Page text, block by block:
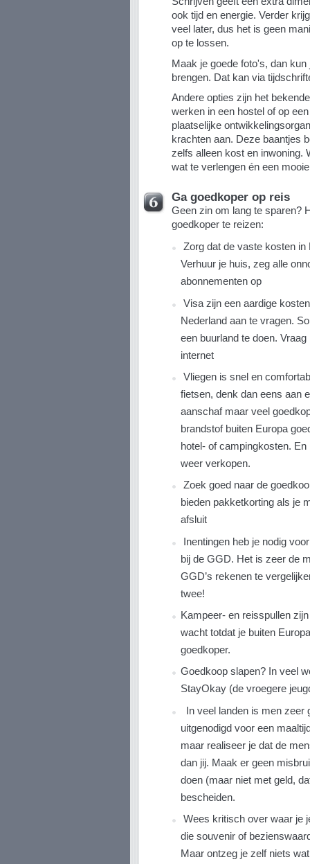
ook tijd en energie. Verder
veel later, dus het is geen
op te lossen.
Maak je goede foto's, dan
brengen. Dat kan via
Andere opties zijn het
werken in een hostel of op
plaatselijke
krachten aan. Deze baantjes
zelfs alleen kost en inwoning.
wat te verlengen én een
Ga goedkoper op reis
Geen zin om lang te sparen?
goedkoper te reizen:
Zorg dat de vaste kosten
Verhuur je huis, zeg alle
abonnementen op
Visa zijn een aardige
Nederland aan te vragen.
een buurland te doen.
internet
Vliegen is snel en
fietsen, denk dan eens aan
aanschaf maar veel
brandstof buiten Europa
hotel- of campingkosten.
weer verkopen.
Zoek goed naar de
bieden pakketkorting als je
afsluit
Inentingen heb je nodig
bij de GGD. Het is zeer de
GGD’s rekenen te
twee!
Kampeer- en reisspullen
wacht totdat je buiten
goedkoper.
Goedkoop slapen? In veel
StayOkay (de vroegere
In veel landen is men zeer
uitgenodigd voor een
maar realiseer je dat de
dan jij. Maak er geen
doen (maar niet met geld,
bescheiden.
Wees kritisch over waar je
die souvenir of
Maar ontzeg je zelf niets